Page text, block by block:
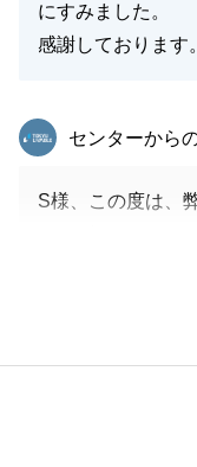
にすみました。
感謝しております。
東急リバブル
センターから
S様、この度は、
お買替で、これ
で、気持ちを引き